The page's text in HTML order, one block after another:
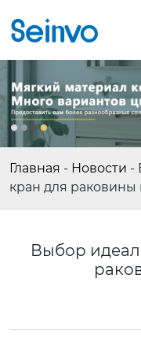
Главная - Новости -
кран для раковины
Выбор